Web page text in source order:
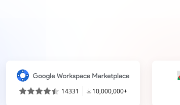
14331 10,000,000+